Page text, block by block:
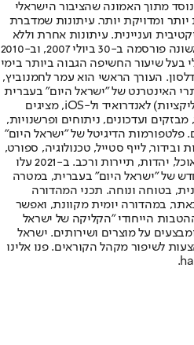
מתוך האמונה שהציבור הישראלי
יותר ומדויקת יותר. עיתונות שמדברת
ועניינית. עיתונות אחרת וללא
תשלום. המהדורה המודפסת הראשונה פורסמה ב-30 ביולי 2007, וב-2010
בעל שיעור החשיפה הגבוה ביותר בימי
העורך הראשי הוא עמר לחמנוביץ,
האינטרנט של "ישראל היום" בעברית
ובאנגלית, כמו כן היישומונים (אפליקציות) לאנדרואיד ול-iOS, מציגים
ועדכונים, ניתוחים ופרשנויות,
פלטפורמות הדיגיטל של "ישראל היום"
לייף סטייל, טכנולוגיה, ספורט,
כלכלה וצרכנות, בריאות, חיילים, אוכל, יהדות, תיירות ורכב. ב-2021 עלו
של "ישראל היום" בעברית, במטרה
בטוחה ונוחה. תכני המהדורה
במהדורה יומית מקוונת, ואפשר
הייחודי "הקליקה של ישראל
על מוצרים ושירותים. ישראל
לשיפור מקהל הקוראים. פנו אלינו